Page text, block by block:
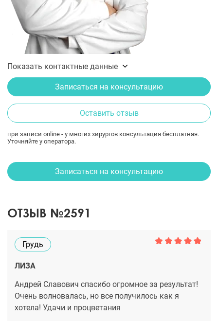
Показать контактные данные
Записаться на консультацию
Оставить отзыв
при записи online - у многих хирургов консультация бесплатная.
Уточняйте у оператора.
Записаться на консультацию
ОТЗЫВ №2591
Грудь
ЛИЗА
Андрей Славович спасибо огромное за результат!
Очень волновалась, но все получилось как я
хотела! Удачи и процветания